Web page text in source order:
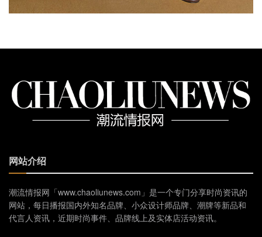
网站介绍
潮流情报网「www.chaoliunews.com」是一个专门分享时尚资讯的
网站，每日播报国内外知名品牌、小众设计师品牌、潮牌等新品和
代言人资讯，近期时尚事件、品牌线上及实体店活动资讯。